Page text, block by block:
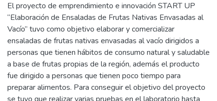
El proyecto de emprendimiento e innovación START UP
“Elaboración de Ensaladas de Frutas Nativas Envasadas al
Vacío” tuvo como objetivo elaborar y comercializar
ensaladas de frutas nativas envasadas al vacío dirigidos a
personas que tienen hábitos de consumo natural y saludable
a base de frutas propias de la región, además el producto
fue dirigido a personas que tienen poco tiempo para
preparar alimentos. Para conseguir el objetivo del proyecto